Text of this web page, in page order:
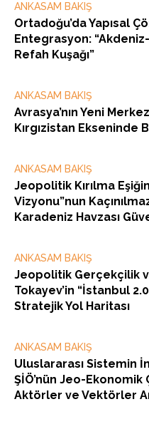
ANKASAM BAKIŞ
Ortadoğu’da Yapısal
Entegrasyon:
Refah Kuşağı”
ANKASAM BAKIŞ
Avrasya’nın Yeni
Kırgızistan
ANKASAM BAKIŞ
Jeopolitik Kırılma
Vizyonu”nun
Karadeniz Havzası
ANKASAM BAKIŞ
Jeopolitik Gerçekçilik
Tokayev’in “İstanbul
Stratejik Yol Haritası
ANKASAM BAKIŞ
Uluslararası Sistemin
ŞİÖ’nün Jeo-Ekonomik
Aktörler ve Vektörler